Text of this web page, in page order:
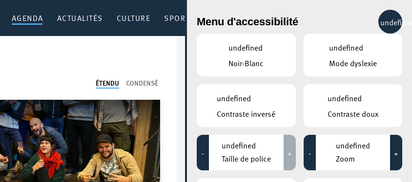
AGENDA ACTUALITÉS CULTURE SPORT & RÉCRÉATION MOBILITÉ
ÉTENDU CONDENSÉ
ÉVÉNEMENTS CONTINUS
30 JUIN 2020
Leo Capus
Jusqu'au 25 juillet
15°C
Menu d'accessibilité
undefined
Noir-Blanc
undefined
Mode dyslexie
undefined
Contraste inversé
undefined
Contraste doux
-
undefined
Taille de police
+ -
undefined
Zoom
+